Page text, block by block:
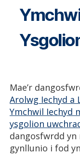
Mae’r
Arolwg Iechyd a
Ymchwil Iechyd
ysgolion
dangosfwrdd yn
gynllunio i fod